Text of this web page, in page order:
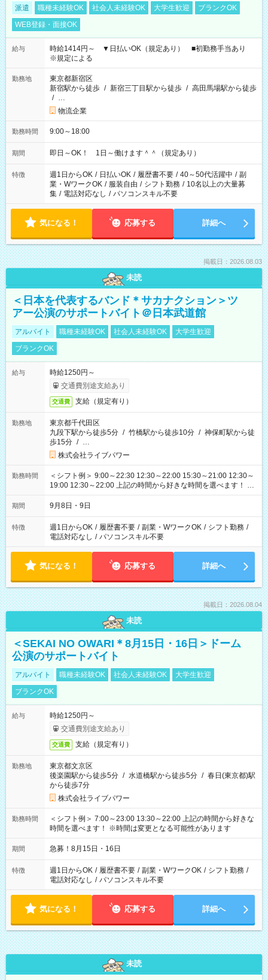
派遣 職種未経験OK 社会人未経験OK 大学生歓迎
ブランクOK
WEB登録・面接OK
給与
時給1414円～ ▼日払いOK（規定あり） ■初勤務手当あり
※規定による
勤務地
東京都新宿区
新宿駅から徒歩 / 新宿三丁目駅から徒歩 / 高田馬場駅から徒歩
/ …
物流企業
勤務時間 9:00～18:00
期間 即日～OK！ 1日～働けます＾＾（規定あり）
特徴 週1日からOK / 日払いOK / 履歴書不要 / 40～50代活躍中 / 副
業・WワークOK / 服装自由 / シフト勤務 / 10名以上の大量募
集 / 電話対応なし / パソコンスキル不要
気になる！ 応募する 詳細へ
掲載日：2026.08.03
未読
＜日本を代表するバンド＊サカナクション＞ツ
アー公演のサポートバイト＠日本武道館
アルバイト 職種未経験OK 社会人未経験OK
大学生歓迎
ブランクOK
給与
時給1250円～
交通費別途支給あり
交通費 支給（規定有り）
勤務地
東京都千代田区
九段下駅から徒歩5分 / 竹橋駅から徒歩10分 / 神保町駅から徒
歩15分 / …
株式会社ライブパワー
勤務時間
＜シフト例＞ 9:00～22:30 12:30～22:00 15:30～21:00 12:30～
19:00 12:30～22:00 上記の時間から好きな時間を選べます！ ※
時間は変更となる可能性があります
期間 9月8日・9日
特徴 週1日からOK / 履歴書不要 / 副業・WワークOK / シフト勤務 /
電話対応なし / パソコンスキル不要
気になる！ 応募する 詳細へ
掲載日：2026.08.04
未読
＜SEKAI NO OWARI＊8月15日・16日＞ドーム
公演のサポートバイト
アルバイト 職種未経験OK 社会人未経験OK
大学生歓迎
ブランクOK
給与
時給1250円～
交通費別途支給あり
交通費 支給（規定有り）
勤務地
東京都文京区
後楽園駅から徒歩5分 / 水道橋駅から徒歩5分 / 春日(東京都)駅
から徒歩7分
株式会社ライブパワー
勤務時間
＜シフト例＞ 7:00～23:00 13:30～22:00 上記の時間から好きな
時間を選べます！ ※時間は変更となる可能性があります
期間 急募！8月15日・16日
特徴 週1日からOK / 履歴書不要 / 副業・WワークOK / シフト勤務 /
電話対応なし / パソコンスキル不要
気になる！ 応募する 詳細へ
未読